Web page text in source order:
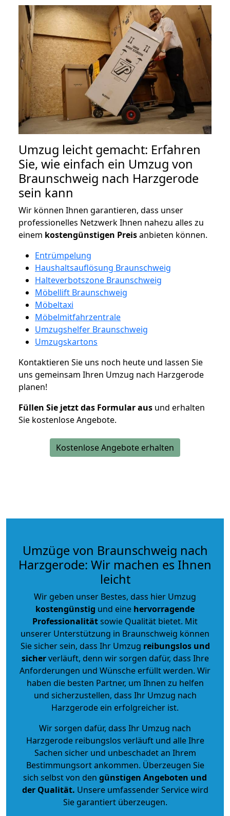
Umzug leicht gemacht: Erfahren
Sie, wie einfach ein Umzug von
Braunschweig nach Harzgerode
sein kann
Wir können Ihnen garantieren, dass unser
professionelles Netzwerk Ihnen nahezu alles zu
einem kostengünstigen Preisanbieten können.
Entrümpelung
Haushaltsauflösung Braunschweig
Halteverbotszone Braunschweig
Möbellift Braunschweig
Möbeltaxi
Möbelmitfahrzentrale
Umzugshelfer Braunschweig
Umzugskartons
Kontaktieren Sie uns noch heute und lassen Sie
uns gemeinsam Ihren Umzug nach Harzgerode
planen!
Füllen Sie jetzt das Formular aus und erhalten
Sie kostenlose Angebote.
Kostenlose Angebote erhalten
Umzüge von Braunschweig nach
Harzgerode: Wir machen es Ihnen
leicht
Wir geben unser Bestes, dass hier Umzug
kostengünstig und eine hervorragende
Professionalitätsowie Qualität bietet. Mit
unserer Unterstützung in Braunschweig können
Sie sicher sein, dass Ihr Umzug reibungslos und
sicherverläuft, denn wir sorgen dafür, dass Ihre
Anforderungen und Wünsche erfüllt werden. Wir
haben die besten Partner, um Ihnen zu helfen
und sicherzustellen, dass Ihr Umzug nach
Harzgerode ein erfolgreicher ist.
Wir sorgen dafür, dass Ihr Umzug nach
Harzgerode reibungslos verläuft und alle Ihre
Sachen sicher und unbeschadet an Ihrem
Bestimmungsort ankommen. Überzeugen Sie
sich selbst von den günstigen Angeboten und
der Qualität. Unsere umfassender Service wird
Sie garantiert überzeugen.